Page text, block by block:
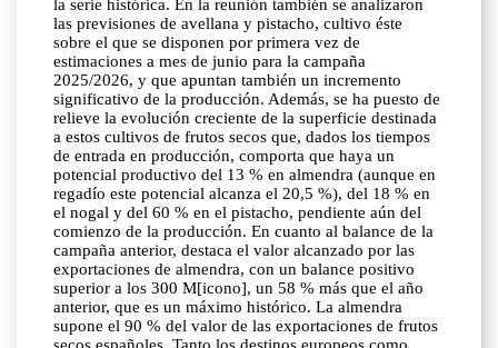
la serie histórica. En la reunión también se analizaron
las previsiones de avellana y pistacho, cultivo éste
sobre el que se disponen por primera vez de
estimaciones a mes de junio para la campaña
2025/2026, y que apuntan también un incremento
significativo de la producción. Además, se ha puesto de
relieve la evolución creciente de la superficie destinada
a estos cultivos de frutos secos que, dados los tiempos
de entrada en producción, comporta que haya un
potencial productivo del 13 % en almendra (aunque en
regadío este potencial alcanza el 20,5 %), del 18 % en
el nogal y del 60 % en el pistacho, pendiente aún del
comienzo de la producción. En cuanto al balance de la
campaña anterior, destaca el valor alcanzado por las
exportaciones de almendra, con un balance positivo
superior a los 300 M[icono], un 58 % más que el año
anterior, que es un máximo histórico. La almendra
supone el 90 % del valor de las exportaciones de frutos